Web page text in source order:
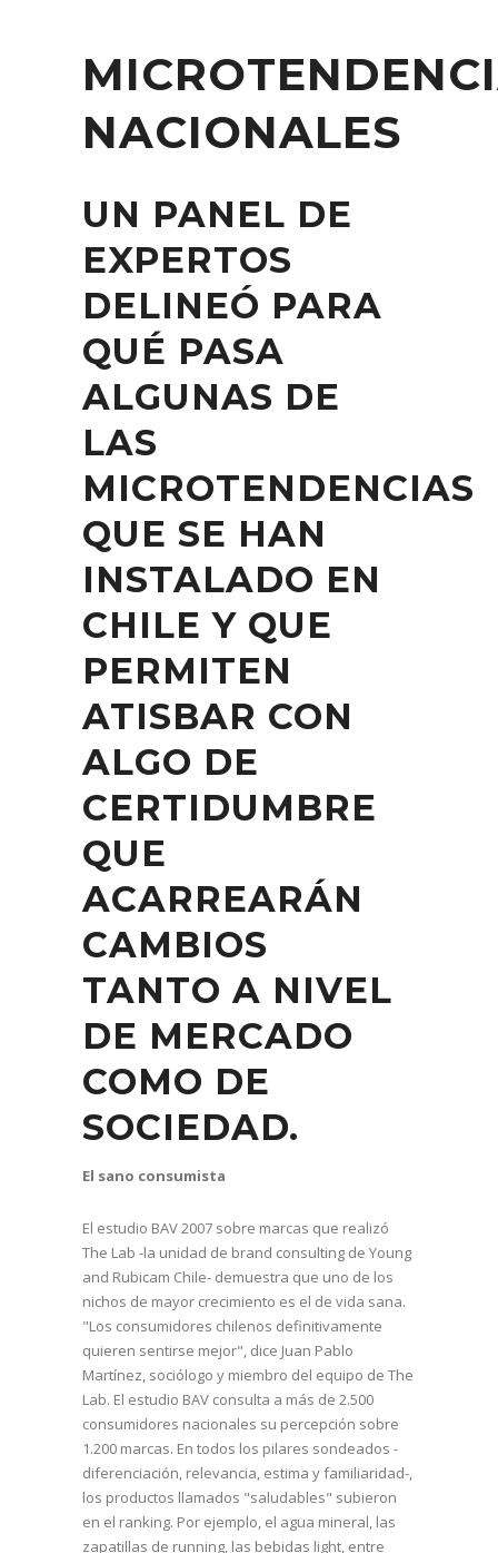
NACIONALES
UN PANEL DE
EXPERTOS
DELINEÓ PARA
QUÉ PASA
ALGUNAS DE
LAS
MICROTENDENCIAS
QUE SE HAN
INSTALADO EN
CHILE Y QUE
PERMITEN
ATISBAR CON
ALGO DE
CERTIDUMBRE
QUE
ACARREARÁN
CAMBIOS
TANTO A NIVEL
DE MERCADO
COMO DE
SOCIEDAD.
El sano consumista
El estudio BAV 2007 sobre marcas que realizó
The Lab -la unidad de brand consulting de Young
and Rubicam Chile- demuestra que uno de los
nichos de mayor crecimiento es el de vida sana.
"Los consumidores chilenos definitivamente
quieren sentirse mejor", dice Juan Pablo
Martínez, sociólogo y miembro del equipo de The
Lab. El estudio BAV consulta a más de 2.500
consumidores nacionales su percepción sobre
1.200 marcas. En todos los pilares sondeados -
diferenciación, relevancia, estima y familiaridad-,
los productos llamados "saludables" subieron
en el ranking. Por ejemplo, el agua mineral, las
zapatillas de running, las bebidas light, entre